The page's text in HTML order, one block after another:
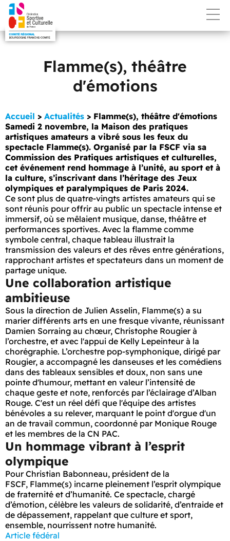
Flamme(s), théâtre
d'émotions
Accueil > Actualités > Flamme(s), théâtre d'émotions
Samedi 2 novembre, la Maison des pratiques
artistiques amateurs a vibré sous les feux du
spectacle Flamme(s). Organisé par la FSCF via sa
Commission des Pratiques artistiques et culturelles,
cet événement rend hommage à l’unité, au sport et à
la culture, s’inscrivant dans l’héritage des Jeux
olympiques et paralympiques de Paris 2024.
Ce sont plus de quatre-vingts artistes amateurs qui se
sont réunis pour offrir au public un spectacle intense et
immersif, où se mêlaient musique, danse, théâtre et
performances sportives. Avec la flamme comme
symbole central, chaque tableau illustrait la
transmission des valeurs et des rêves entre générations,
rapprochant artistes et spectateurs dans un moment de
partage unique.
Une collaboration artistique
ambitieuse
Sous la direction de Julien Asselin, Flamme(s) a su
marier différents arts en une fresque vivante, réunissant
Damien Sorraing au chœur, Christophe Rougier à
l’orchestre, et avec l'appui de Kelly Lepeinteur à la
chorégraphie. L’orchestre pop-symphonique, dirigé par
Rougier, a accompagné les danseuses et les comédiens
dans des tableaux sensibles et doux, non sans une
pointe d'humour, mettant en valeur l’intensité de
chaque geste et note, renforcés par l’éclairage d’Alban
Rouge. C'est un réel défi que l'équipe des artistes
bénévoles a su relever, marquant le point d'orgue d'un
an de travail commun, coordonné par Monique Rouge
et les membres de la CN PAC.
Un hommage vibrant à l’esprit
olympique
Pour Christian Babonneau, président de la
FSCF, Flamme(s) incarne pleinement l’esprit olympique
de fraternité et d’humanité. Ce spectacle, chargé
d’émotion, célèbre les valeurs de solidarité, d’entraide et
de dépassement, rappelant que culture et sport,
ensemble, nourrissent notre humanité.
Article fédéral